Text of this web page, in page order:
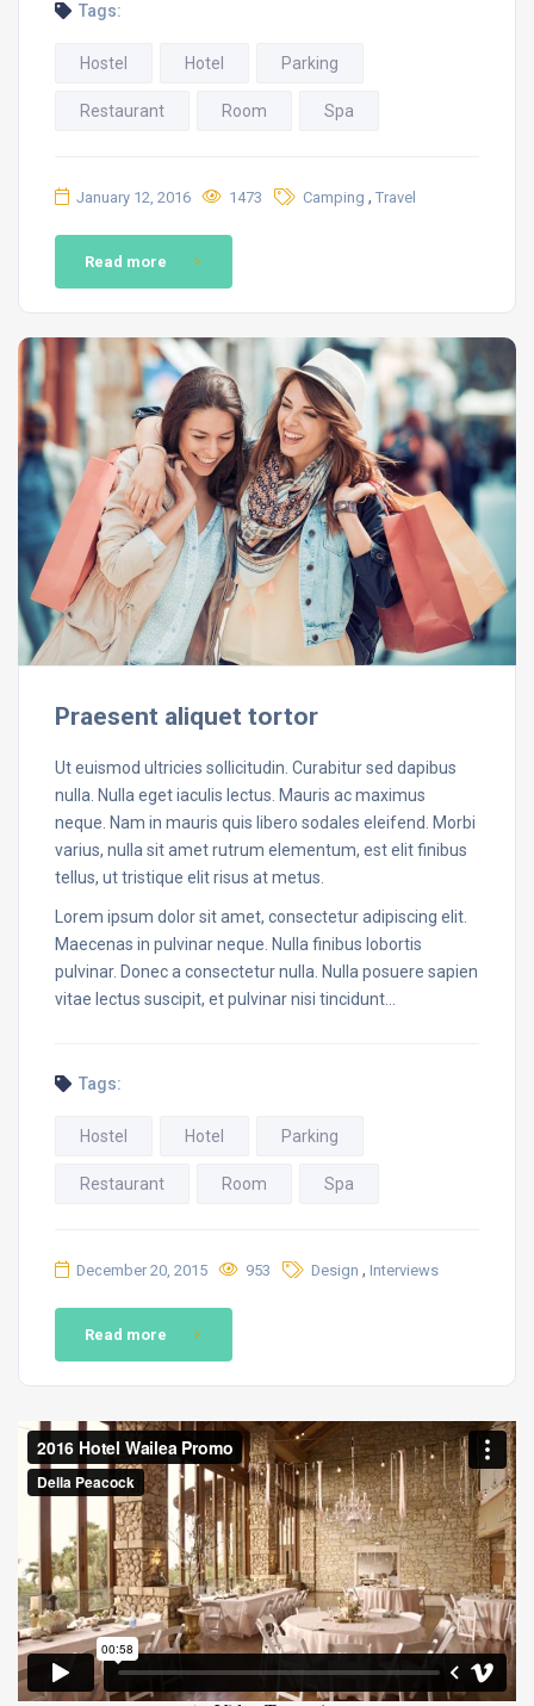
Tags:
Hostel Hotel Parking
Restaurant Room Spa
January 12, 2016 1473 Camping , Travel
Read more
Praesent aliquet tortor
Ut euismod ultricies sollicitudin. Curabitur sed dapibus
nulla. Nulla eget iaculis lectus. Mauris ac maximus
neque. Nam in mauris quis libero sodales eleifend. Morbi
varius, nulla sit amet rutrum elementum, est elit finibus
tellus, ut tristique elit risus at metus.
Lorem ipsum dolor sit amet, consectetur adipiscing elit.
Maecenas in pulvinar neque. Nulla finibus lobortis
pulvinar. Donec a consectetur nulla. Nulla posuere sapien
vitae lectus suscipit, et pulvinar nisi tincidunt…
Tags:
Hostel Hotel Parking
Restaurant Room Spa
December 20, 2015 953 Design , Interviews
Read more